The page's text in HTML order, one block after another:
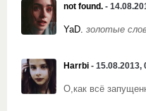
not found. -
YaD. золотые
Harrbi - 15.08.2013,
О,как всё